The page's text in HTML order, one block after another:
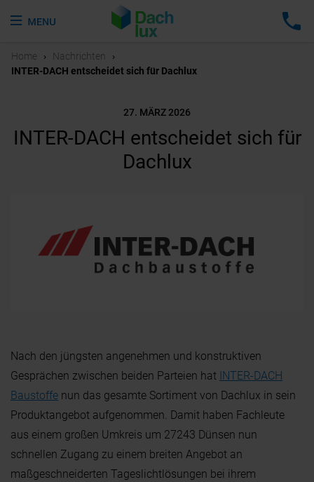
Home › Nachrichten
›
INTER-DACH entscheidet sich für Dachlux
27. MÄRZ 2026
INTER-DACH entscheidet sich für
Dachlux
Nach den jüngsten angenehmen und konstruktiven
Gesprächen zwischen beiden Parteien hat INTER-DACH
Baustoffe nun das gesamte Sortiment von Dachlux in sein
Produktangebot aufgenommen. Damit haben Fachleute
aus einem großen Umkreis um 27243 Dünsen nun
schnellen Zugang zu einem breiten Angebot an
maßgeschneiderten Tageslichtlösungen bei ihrem